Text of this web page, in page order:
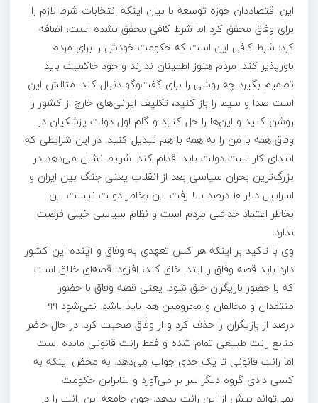
این اقتصاددان حوزه توسعه با بیان اینکه انتخابات شرط لازم را
برای وفاق محقق کرد اما شرط کافی محقق نشده است، اضافه
کرد: شرط کافی این است که حکومت خودش را برای مردم
باورپذیر کند. مردم هنوز اطمینان ندارند و خود حاکمیت باید
تصمیم بگیرد چه روشی را برای گفت‌وگو دنبال کند. مثالش این
است صدا و سیما را باز کنید، تکلیف ایرانی‌های خارج از کشور را
روشن کنید و این‌ها را حل کنید و گام اول دولت پزشکیان در
وفاق همه با من را به همه با هم تبدیل کنید. در این شرایطی که
ابتدای کار است دولت باید اقدام کند. شرایط نشان می‌دهد در
بزرگ‌ترین بحران سیاسی بعد از انقلاب یعنی جنگ بین ایران و
اسراییل دلار ۱۰ درصد بالا رفت این بخاطر دولت نیست این
بخاطر اعتماد حداقلی مردم است و نظام سیاسی خیلی فرصت
ندارد.
وی با تاکید بر اینکه هر کس تعهدی به وفاق و آینده این کشور
دارد باید قصه وفاق را ابتدا خلق کند، افزود: قصه‌ای خلاق است
که با حضور بازیگران خلق شود. یعنی قصه وفاق با حضور
منتقدان و مخالفان و محرومین هم باید باشد. نمی‌شود ۹۹
درصد از بازیگران را حذف کرد و از وفاق صحبت کرد. در حال حاضر
منابع رانت طبیعی تمام شده و فقط رانت قانونی مانده است
اما رانت قانونی تا یک ‌حدی جواب می‌دهد. به محض اینکه به
کسی دادی گروه دیگر سر بر می‌آورد و بنابراین حکومت
نمی‌تواند بیش از این رانت بدهد. چون جامعه این رانت را در